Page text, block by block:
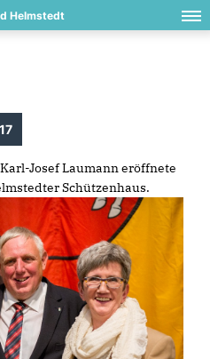
Helmstedt
Josef Laumann eröffnete
Schützenhaus.